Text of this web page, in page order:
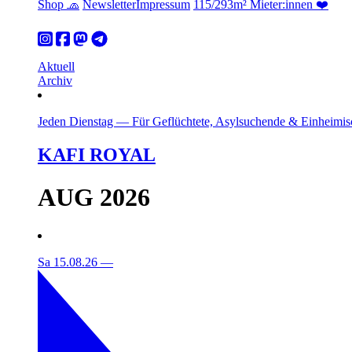
Shop 🧢 NewsletterImpressum 115/293m² Mieter:innen ❤️
Aktuell
Archiv
Jeden Dienstag — Für Geflüchtete, Asylsuchende &
KAFI ROYAL
AUG 2026
Sa 15.08.26 —